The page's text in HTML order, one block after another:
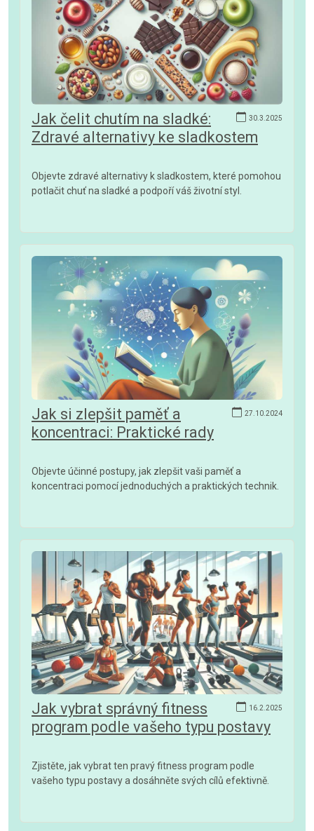
30.3.2025
Jak čelit chutím na sladké:
Zdravé alternativy ke sladkostem
Objevte zdravé alternativy k sladkostem, které pomohou
potlačit chuť na sladké a podpoří váš životní styl.
27.10.2024
Jak si zlepšit paměť a
koncentraci: Praktické rady
Objevte účinné postupy, jak zlepšit vaši paměť a
koncentraci pomocí jednoduchých a praktických technik.
16.2.2025
Jak vybrat správný fitness
program podle vašeho typu postavy
Zjistěte, jak vybrat ten pravý fitness program podle
vašeho typu postavy a dosáhněte svých cílů efektivně.